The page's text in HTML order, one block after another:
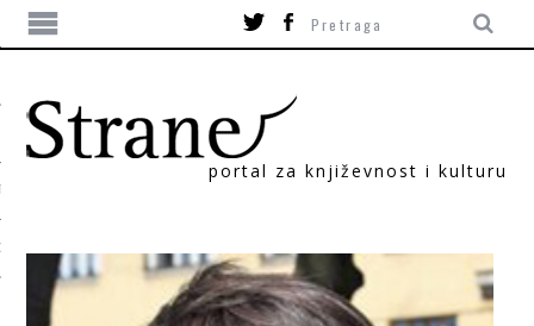
portal za književnost i kulturu